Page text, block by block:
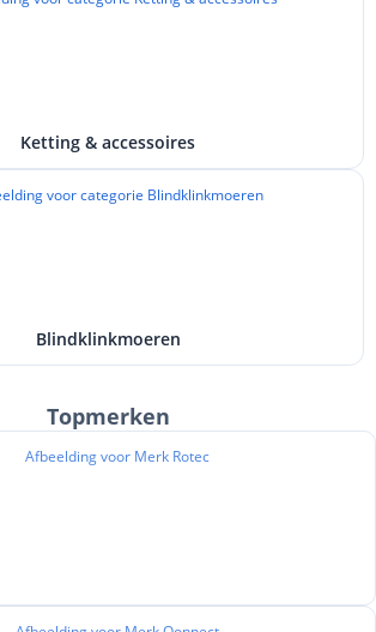
Ketting & accessoires
Blindklinkmoeren
Topmerken